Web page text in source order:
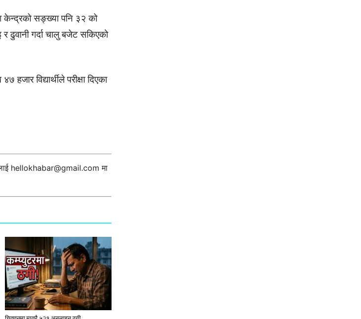
केन्द्रको सङ्ख्या पनि ३२ को
र ढुवानी गर्दा चालु बजेट सकिएको
विद्यार्थीले परीक्षा दिएका
hellokhabar@gmail.com मा